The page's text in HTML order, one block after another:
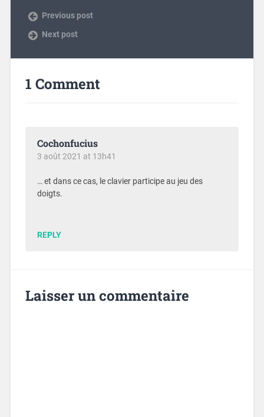
Previous post
Next post
1 Comment
Cochonfucius
3 août 2021 at 13h41
… et dans ce cas, le clavier participe au jeu des
doigts.
REPLY
Laisser un commentaire